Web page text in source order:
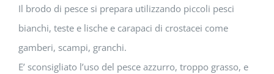
Il brodo di pesce si prepara utilizzando piccoli pesci
bianchi, teste e lische e carapaci di crostacei come
gamberi, scampi, granchi.
E’ sconsigliato l’uso del pesce azzurro, troppo grasso, e